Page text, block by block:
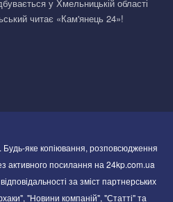
у Хмельницькій області
читає «Кам'янець 24»!
яке копіювання, розповсюдження
активного посилання на 24kp.com.ua
за зміст партнерських
"Новини компаній", "Статті" та